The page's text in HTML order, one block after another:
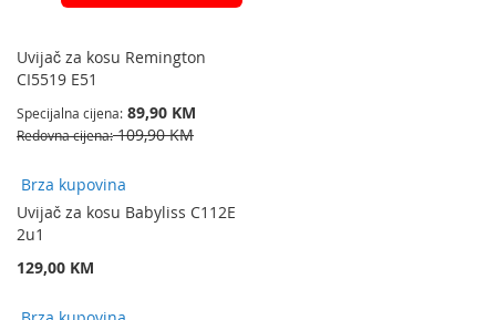
Uvijač za kosu Remington
CI5519 E51
Specijalna cijena 89,90 KM
Redovna cijena 109,90 KM
Brza kupovina
Uvijač za kosu Babyliss C112E
2u1
129,00 KM